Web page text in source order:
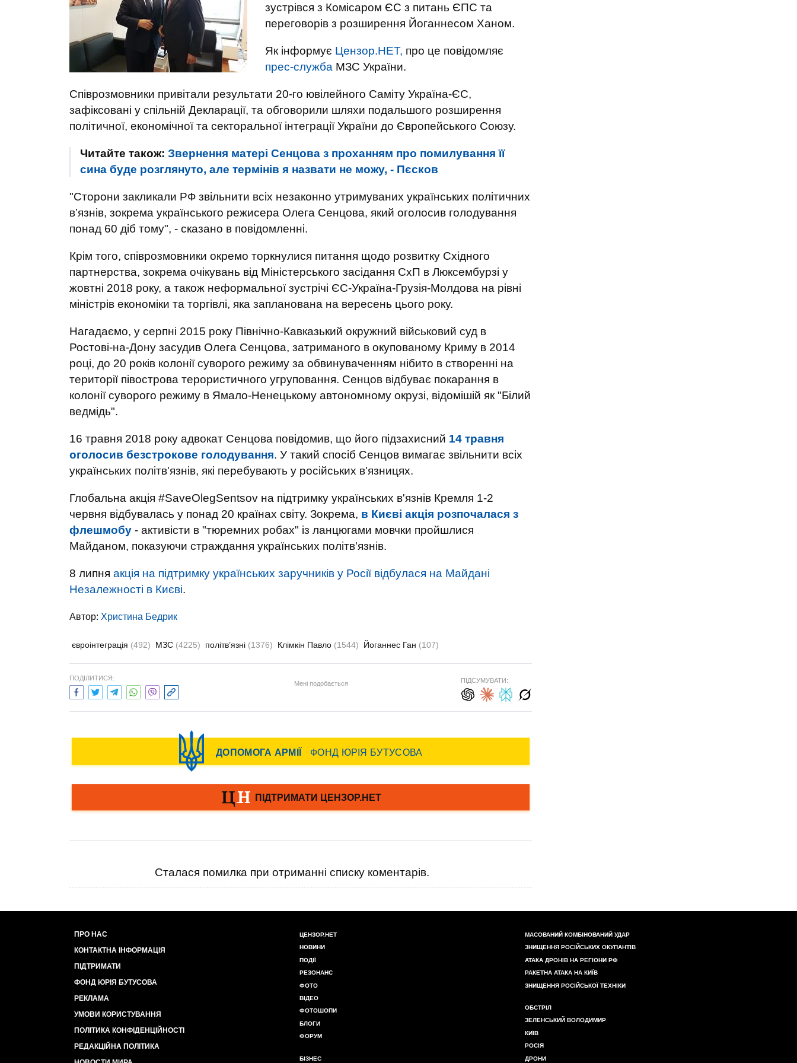
зустрівся з Комісаром ЄС з питань ЄПС та
переговорів з розширення Йоганнесом Ханом.
Як інформує Цензор.НЕТ, про це повідомляє
прес-служба МЗС України.
Співрозмовники привітали результати 20-го ювілейного Саміту Україна-ЄС,
зафіксовані у спільній Декларації, та обговорили шляхи подальшого розширення
політичної, економічної та секторальної інтеграції України до Європейського Союзу.
Читайте також: Звернення матері Сенцова з проханням про помилування її
сина буде розглянуто, але термінів я назвати не можу, - Пєсков
"Сторони закликали РФ звільнити всіх незаконно утримуваних українських політичних
в’язнів, зокрема українського режисера Олега Сенцова, який оголосив голодування
понад 60 діб тому", - сказано в повідомленні.
Крім того, співрозмовники окремо торкнулися питання щодо розвитку Східного
партнерства, зокрема очікувань від Міністерського засідання СхП в Люксембурзі у
жовтні 2018 року, а також неформальної зустрічі ЄС-Україна-Грузія-Молдова на рівні
міністрів економіки та торгівлі, яка запланована на вересень цього року.
Нагадаємо, у серпні 2015 року Північно-Кавказький окружний військовий суд в
Ростові-на-Дону засудив Олега Сенцова, затриманого в окупованому Криму в 2014
році, до 20 років колонії суворого режиму за обвинуваченням нібито в створенні на
території півострова терористичного угруповання. Сенцов відбуває покарання в
колонії суворого режиму в Ямало-Ненецькому автономному окрузі, відомішій як "Білий
ведмідь".
16 травня 2018 року адвокат Сенцова повідомив, що його підзахисний 14 травня
оголосив безстрокове голодування. У такий спосіб Сенцов вимагає звільнити всіх
українських політв'язнів, які перебувають у російських в'язницях.
Глобальна акція #SaveOlegSentsov на підтримку українських в'язнів Кремля 1-2
червня відбувалась у понад 20 країнах світу. Зокрема, в Києві акція розпочалася з
флешмобу - активісти в "тюремних робах" із ланцюгами мовчки пройшлися
Майданом, показуючи страждання українських політв'язнів.
8 липня акція на підтримку українських заручників у Росії відбулася на Майдані
Незалежності в Києві.
Автор: Христина Бедрик
євроінтеграція (492) МЗС (4225) політв’язні (1376) Клімкін Павло (1544) Йоганнес Ган (107)
ПОДІЛИТИСЯ:
Мені подобається ПІДСУМУВАТИ:
Сталася помилка при отриманні списку коментарів.
ПРО НАС
КОНТАКТНА ІНФОРМАЦІЯ
ПІДТРИМАТИ
ФОНД ЮРІЯ БУТУСОВА
РЕКЛАМА
УМОВИ КОРИСТУВАННЯ
ПОЛІТИКА КОНФІДЕНЦІЙНОСТІ
РЕДАКЦІЙНА ПОЛІТИКА
ЦЕНЗОР.НЕТ
НОВИНИ
ПОДІЇ
РЕЗОНАНС
ФОТО
ВІДЕО
ФОТОШОПИ
БЛОГИ
ФОРУМ
БІЗНЕС
МАСОВАНИЙ КОМБІНОВАНИЙ УДАР
ЗНИЩЕННЯ РОСІЙСЬКИХ ОКУПАНТІВ
АТАКА ДРОНІВ НА РЕГІОНИ РФ
РАКЕТНА АТАКА НА КИЇВ
ЗНИЩЕННЯ РОСІЙСЬКОЇ ТЕХНІКИ
ОБСТРІЛ
ЗЕЛЕНСЬКИЙ ВОЛОДИМИР
КИЇВ
РОСІЯ
ДРОНИ